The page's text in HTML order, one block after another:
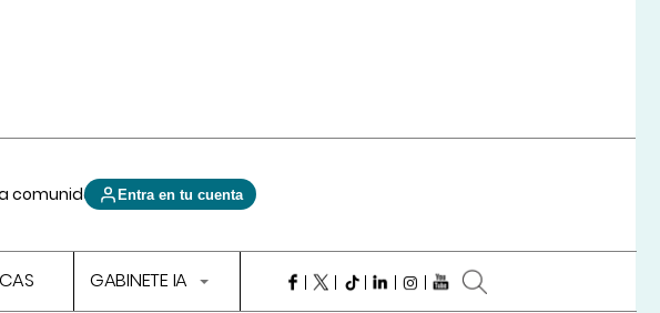
comunidad Entra en tu cuenta
GABINETE IA